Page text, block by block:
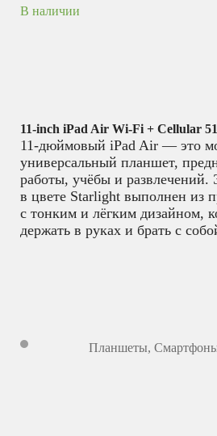
В наличии
11-inch iPad Air Wi-Fi + Cellular
11-дюймовый iPad Air — это
универсальный планшет,
работы, учёбы и развлечений.
в цвете Starlight выполнен из
с тонким и лёгким дизайном,
держать в руках и брать с
Планшеты,